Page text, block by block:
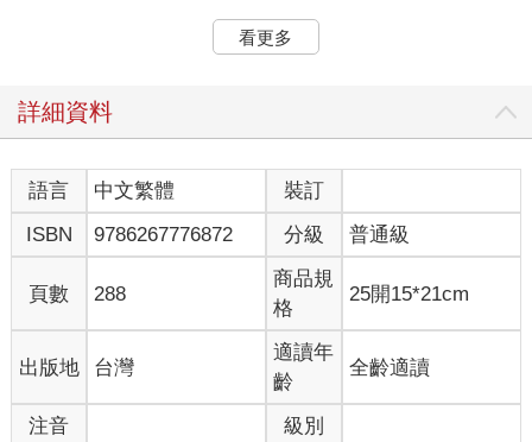
「頭戴著香蕉牛皇冠的王子『賓格瑞烏斯．德瑪西斯』為了繼承
賓格瑞王國的王位踏上了挑戰之旅，他的第一個任務就是經營
這兩個案例無疑都締造了行銷史上的輝煌成功。許多企業在尋求
品牌故事的靈感時，總會把SK-II的Pitera精華和賓格瑞作為學習
典範。品牌形象重塑策略十有八九會失敗，但在賓格瑞完美完成
這一困難的任務後，許多品牌也開始投入角色IP開發，希望能夠
複製這樣的成功模式。
這些策略的確令人讚嘆，我自己也從中學到了很多。但問題是，
這些案例能稱為品牌的「世界觀」嗎？答案是否定的。要理解這
一點，首先必須分清品牌故事、品牌設定，與品牌世界觀之間的
區別。首先，讓我們來了解一下品牌世界觀的條件。
看更多
詳細資料
語言 中文繁體
裝訂
ISBN
9786267776872 分級 普通級
頁數 288
商品規
格
25開15*21cm
出版地 台灣
適讀年
齡
全齡適讀
注音 級別